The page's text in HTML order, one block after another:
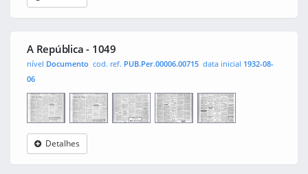
A
República
0001
A República - 1049
nível Documento cod. ref. PUB.Per.00006.00715 data inicial 1932-08-
06
A
República
0001
Detalhes